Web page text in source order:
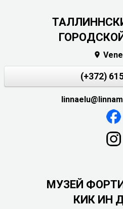

(+372)
МУЗЕЙ
КИК ИН